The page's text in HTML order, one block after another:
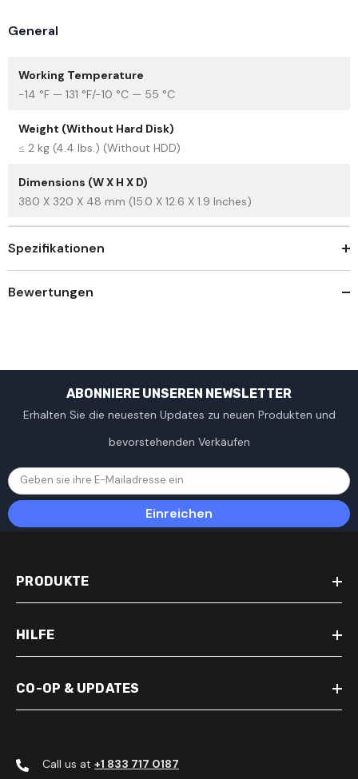
General
Working Temperature
-14 °F — 131 °F/-10 °C — 55 °C
Weight (Without Hard Disk)
≤ 2 kg (4.4 lbs.) (Without HDD)
Dimensions (W X H X D)
380 X 320 X 48 mm (15.0 X 12.6 X 1.9 Inches)
Spezifikationen
Bewertungen
ABONNIERE UNSEREN NEWSLETTER
Erhalten Sie die neuesten Updates zu neuen Produkten und
bevorstehenden Verkäufen
Geben sie ihre E-Mailadresse ein
Einreichen
PRODUKTE
HILFE
CO-OP & UPDATES
Call us at +1 833 717 0187